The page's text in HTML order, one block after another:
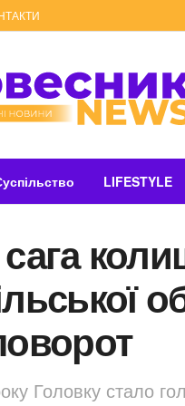
LIFESTYLE
Головку стало